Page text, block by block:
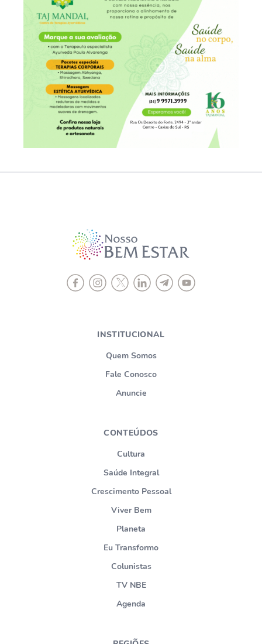
INSTITUCIONAL
Quem Somos
Fale Conosco
Anuncie
CONTEÚDOS
Cultura
Saúde Integral
Crescimento Pessoal
Viver Bem
Planeta
Eu Transformo
Colunistas
TV NBE
Agenda